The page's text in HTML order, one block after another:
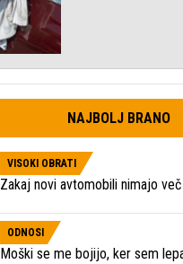
NAJBOLJ BRANO
VISOKI OBRATI
Zakaj novi avtomobili nimajo
ODNOSI
Moški se me bojijo, ker sem